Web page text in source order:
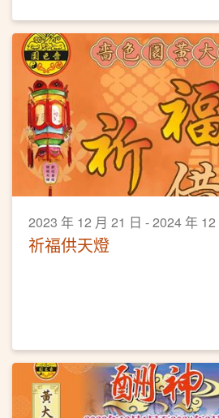
2023 年 12 月 21 日 - 2024 年 12
祈福供天燈